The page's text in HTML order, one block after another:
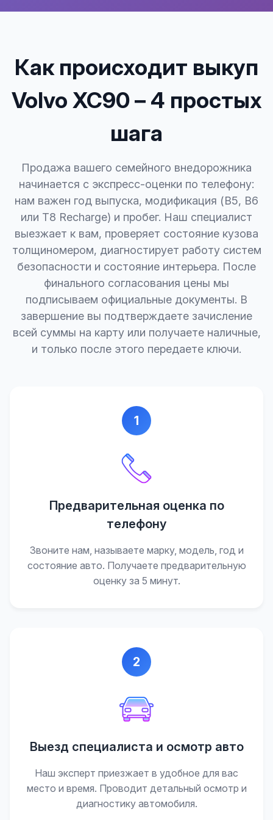
Как происходит выкуп
Volvo XC90 – 4 простых
шага
Продажа вашего семейного внедорожника
начинается с экспресс-оценки по телефону:
нам важен год выпуска, модификация (B5, B6
или T8 Recharge) и пробег. Наш специалист
выезжает к вам, проверяет состояние кузова
толщиномером, диагностирует работу систем
безопасности и состояние интерьера. После
финального согласования цены мы
подписываем официальные документы. В
завершение вы подтверждаете зачисление
всей суммы на карту или получаете наличные,
и только после этого передаете ключи.
1
Предварительная оценка по
телефону
Звоните нам, называете марку, модель, год и
состояние авто. Получаете предварительную
оценку за 5 минут.
2
Выезд специалиста и осмотр авто
Наш эксперт приезжает в удобное для вас
место и время. Проводит детальный осмотр и
диагностику автомобиля.